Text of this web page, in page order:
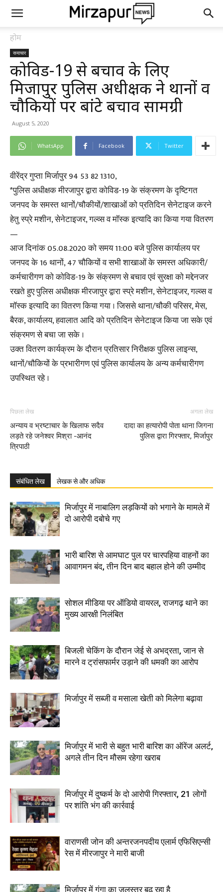
होम
समाचार
कोविड-19 से बचाव के लिए
मिर्जापुर पुलिस अधीक्षक ने थानों व
चौकियों पर बांटे बचाव सामग्री
August 5, 2020
WhatsApp Facebook Twitter
वीरेंद्र गुप्ता मिर्जापुर 94 53 82 1310,
*पुलिस अधीक्षक मीरजापुर द्वारा कोविड-19 के संक्रमण के दृष्टिगत
जनपद के समस्त थानों/चौकीयों/शाखाओं को प्रतिदिन सेनेटाइज करने
हेतु स्प्रे मशीन, सेनेटाइजर, गल्व्स व मॉस्क इत्यादि का किया गया वितरण
—
आज दिनांक 05.08.2020 को समय 11:00 बजे पुलिस कार्यालय पर
जनपद के 16 थानों, 47 चौकियों व सभी शाखाओं के समस्त अधिकारी/
कर्मचारीगण को कोविड-19 के संक्रमण से बचाव एवं सुरक्षा को मद्देनजर
रखते हुए पुलिस अधीक्षक मीरजापुर द्वारा स्प्रे मशीन, सेनेटाइजर, गल्व्स व
मॉस्क इत्यादि का वितरण किया गया । जिससे थाना/चौकी परिसर, मेस,
बैरक, कार्यालय, हवालात आदि को प्रतिदिन सेनेटाइज किया जा सके एवं
संक्रमण से बचा जा सके ।
उक्त वितरण कार्यक्रम के दौरान प्रतिसार निरीक्षक पुलिस लाइन्स,
थानों/चौकियों के प्रभारीगण एवं पुलिस कार्यालय के अन्य कर्मचारीगण
उपस्थित रहे ।
पिछला लेख
अन्याय व भ्रष्टाचार के खिलाफ सदैव
लड़ते रहे जनेश्वर मिश्रा -आनंद
त्रिपाठी
अगला लेख
दादा का हत्यारोपी पोता थाना जिगना
पुलिस द्वारा गिरफ्तार, मिर्जापुर
संबंधित लेख लेखक से और अधिक
मिर्जापुर में नाबालिग लड़कियों को भगाने के मामले में
दो आरोपी दबोचे गए
भारी बारिश से आमघाट पुल पर चारपहिया वाहनों का
आवागमन बंद, तीन दिन बाद बहाल होने की उम्मीद
सोशल मीडिया पर ऑडियो वायरल, राजगढ़ थाने का
मुख्य आरक्षी निलंबित
बिजली चेकिंग के दौरान जेई से अभद्रता, जान से
मारने व ट्रांसफार्मर उड़ाने की धमकी का आरोप
मिर्जापुर में सब्जी व मसाला खेती को मिलेगा बढ़ावा
मिर्जापुर में भारी से बहुत भारी बारिश का ऑरेंज अलर्ट,
अगले तीन दिन मौसम रहेगा खराब
मिर्जापुर में दुष्कर्म के दो आरोपी गिरफ्तार, 21 लोगों
पर शांति भंग की कार्रवाई
वाराणसी जोन की अन्तरजनपदीय एलार्म एफिसिएन्सी
रेस में मीरजापुर ने मारी बाजी
मिर्जापुर में गंगा का जलस्तर बढ़ रहा है